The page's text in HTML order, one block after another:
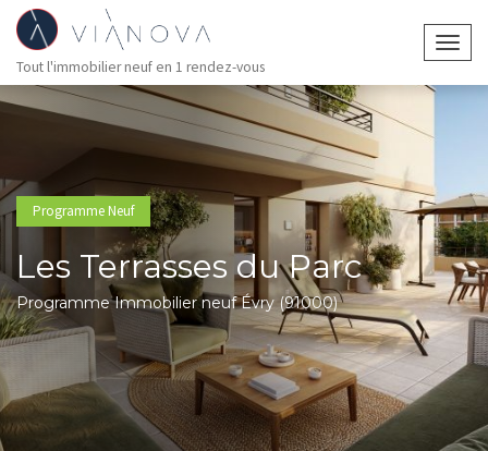
Tout l'immobilier neuf en 1 rendez-vous
Programme Neuf
Les Terrasses du Parc
Programme Immobilier neuf Évry (91000)